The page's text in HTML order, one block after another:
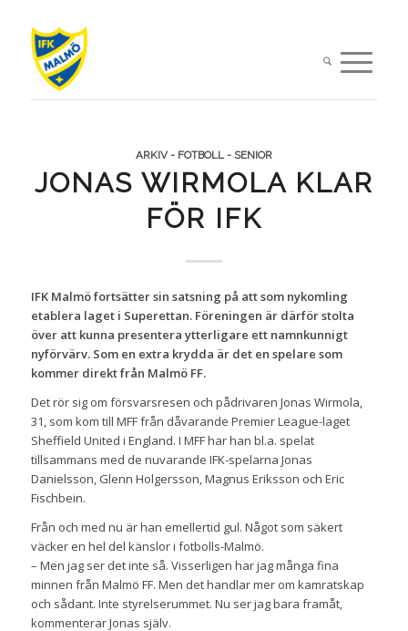
ARKIV - FOTBOLL - SENIOR
JONAS WIRMOLA KLAR
FÖR IFK
IFK Malmö fortsätter sin satsning på att som nykomling
etablera laget i Superettan. Föreningen är därför stolta
över att kunna presentera ytterligare ett namnkunnigt
nyförvärv. Som en extra krydda är det en spelare som
kommer direkt från Malmö FF.
Det rör sig om försvarsresen och pådrivaren Jonas Wirmola,
31, som kom till MFF från dåvarande Premier League-laget
Sheffield United i England. I MFF har han bl.a. spelat
tillsammans med de nuvarande IFK-spelarna Jonas
Danielsson, Glenn Holgersson, Magnus Eriksson och Eric
Fischbein.
Från och med nu är han emellertid gul. Något som säkert
väcker en hel del känslor i fotbolls-Malmö.
– Men jag ser det inte så. Visserligen har jag många fina
minnen från Malmö FF. Men det handlar mer om kamratskap
och sådant. Inte styrelserummet. Nu ser jag bara framåt,
kommenterar Jonas själv.